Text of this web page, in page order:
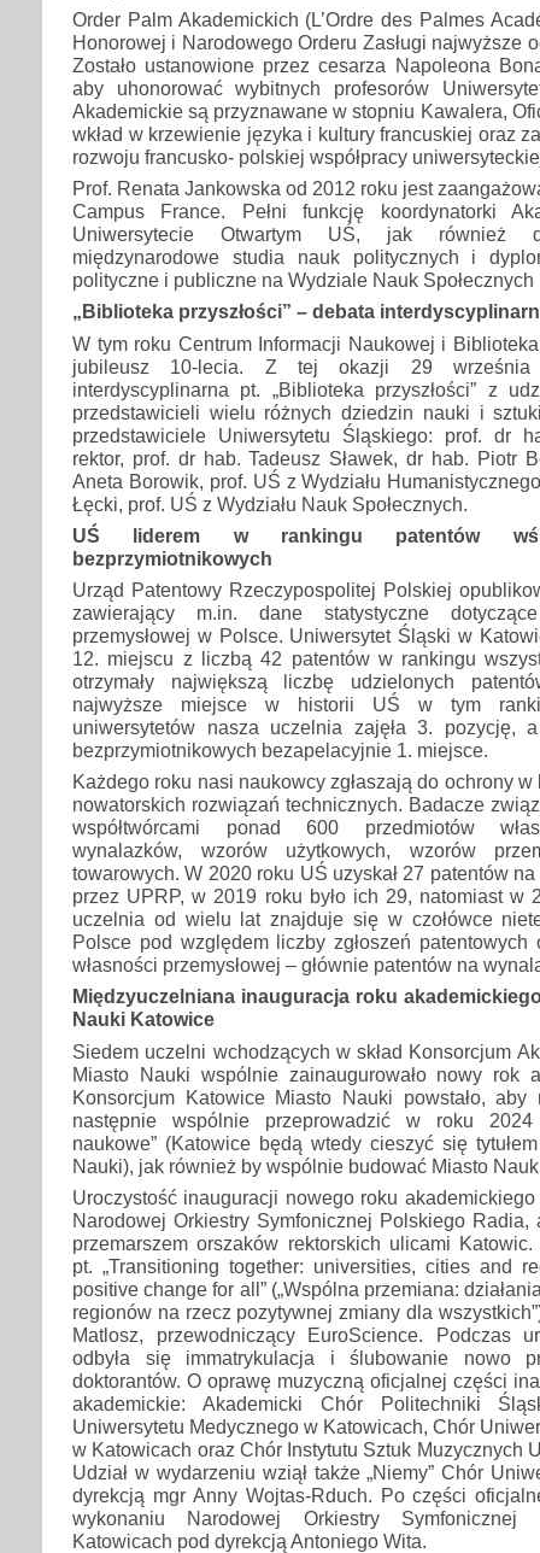
Order Palm Akademickich (L’Ordre des Palmes
Honorowej i Narodowego Orderu Zasługi najwyższe
Zostało ustanowione przez cesarza Napoleona
aby uhonorować wybitnych profesorów
Akademickie są przyznawane w stopniu Kawalera,
wkład w krzewienie języka i kultury francuskiej oraz
rozwoju francusko- polskiej współpracy
Prof. Renata Jankowska od 2012 roku jest
Campus France. Pełni funkcję koordynatorki
Uniwersytecie Otwartym UŚ, jak również
międzynarodowe studia nauk politycznych i
polityczne i publiczne na Wydziale Nauk Społecznych
„Biblioteka przyszłości” – debata
W tym roku Centrum Informacji Naukowej i
jubileusz 10-lecia. Z tej okazji 29 września
interdyscyplinarna pt. „Biblioteka przyszłości” z
przedstawicieli wielu różnych dziedzin nauki i
przedstawiciele Uniwersytetu Śląskiego: prof. dr
rektor, prof. dr hab. Tadeusz Sławek, dr hab. Piotr
Aneta Borowik, prof. UŚ z Wydziału
Łęcki, prof. UŚ z Wydziału Nauk Społecznych.
UŚ liderem w rankingu patentów
bezprzymiotnikowych
Urząd Patentowy Rzeczypospolitej Polskiej
zawierający m.in. dane statystyczne
przemysłowej w Polsce. Uniwersytet Śląski w
12. miejscu z liczbą 42 patentów w rankingu
otrzymały największą liczbę udzielonych
najwyższe miejsce w historii UŚ w tym
uniwersytetów nasza uczelnia zajęła 3. pozycję,
bezprzymiotnikowych bezapelacyjnie 1. miejsce.
Każdego roku nasi naukowcy zgłaszają do ochrony
nowatorskich rozwiązań technicznych. Badacze
współtwórcami ponad 600 przedmiotów
wynalazków, wzorów użytkowych, wzorów
towarowych. W 2020 roku UŚ uzyskał 27 patentów
przez UPRP, w 2019 roku było ich 29, natomiast w
uczelnia od wielu lat znajduje się w czołówce
Polsce pod względem liczby zgłoszeń patentowych
własności przemysłowej – głównie patentów na
Międzyuczelniana inauguracja roku
Nauki Katowice
Siedem uczelni wchodzących w skład Konsorcjum
Miasto Nauki wspólnie zainaugurowało nowy rok
Konsorcjum Katowice Miasto Nauki powstało, aby
następnie wspólnie przeprowadzić w roku 2024
naukowe” (Katowice będą wtedy cieszyć się
Nauki), jak również by wspólnie budować Miasto
Uroczystość inauguracji nowego roku
Narodowej Orkiestry Symfonicznej Polskiego Radia,
przemarszem orszaków rektorskich ulicami Katowic.
pt. „Transitioning together: universities, cities and
positive change for all” („Wspólna przemiana:
regionów na rzecz pozytywnej zmiany dla
Matlosz, przewodniczący EuroScience. Podczas
odbyła się immatrykulacja i ślubowanie nowo
doktorantów. O oprawę muzyczną oficjalnej części
akademickie: Akademicki Chór Politechniki
Uniwersytetu Medycznego w Katowicach, Chór
w Katowicach oraz Chór Instytutu Sztuk Muzycznych
Udział w wydarzeniu wziął także „Niemy” Chór
dyrekcją mgr Anny Wojtas-Rduch. Po części
wykonaniu Narodowej Orkiestry
Katowicach pod dyrekcją Antoniego Wita.